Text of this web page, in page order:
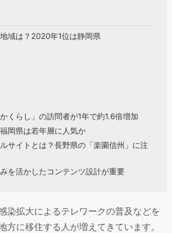
域は？2020年1位は静岡県
くらし」の訪問者が1年で約1.6倍増加
岡県は若年層に人気か
サイトとは？長野県の「楽園信州」に注
を活かしたコンテンツ設計が重要
染拡大によるテレワークの普及などを
方に移住する人が増えてきています。